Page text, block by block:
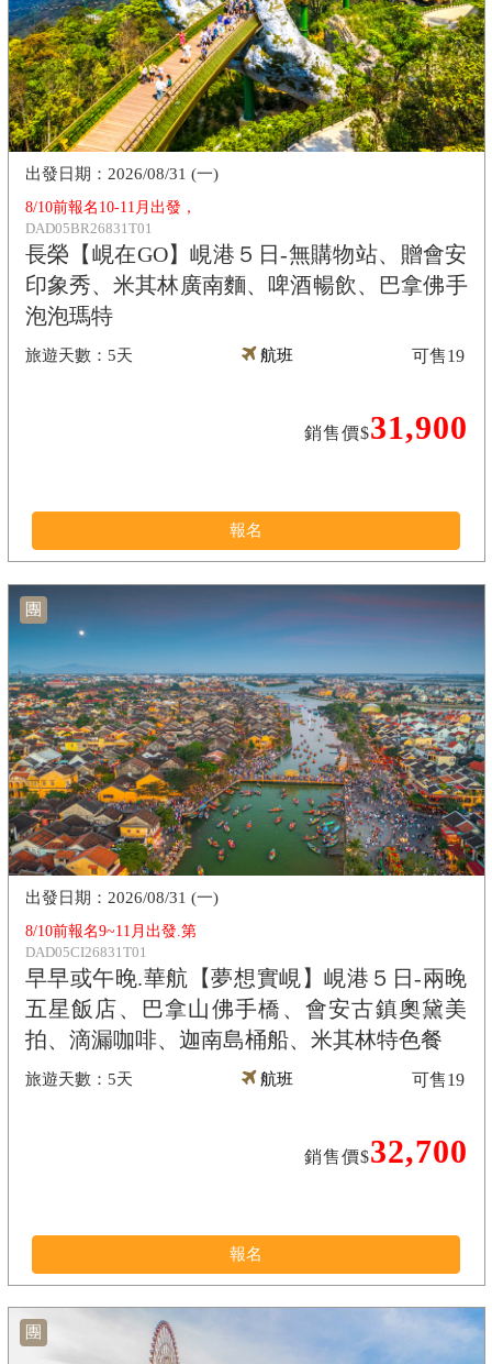
8/10前報名10-11月出發，
DAD05BR26831T01
長榮【峴在GO】峴港５日-無購物站、贈會安
印象秀、米其林廣南麵、啤酒暢飲、巴拿佛手
泡泡瑪特
5天
2026/08/31 (一)
航班
銷售價$31,900
可售19
報名
團
8/10前報名9~11月出發.第
DAD05CI26831T01
早早或午晚.華航【夢想實峴】峴港５日-兩晚
五星飯店、巴拿山佛手橋、會安古鎮奧黛美
拍、滴漏咖啡、迦南島桶船、米其林特色餐
5天
2026/08/31 (一)
航班
銷售價$32,700
可售19
報名
團